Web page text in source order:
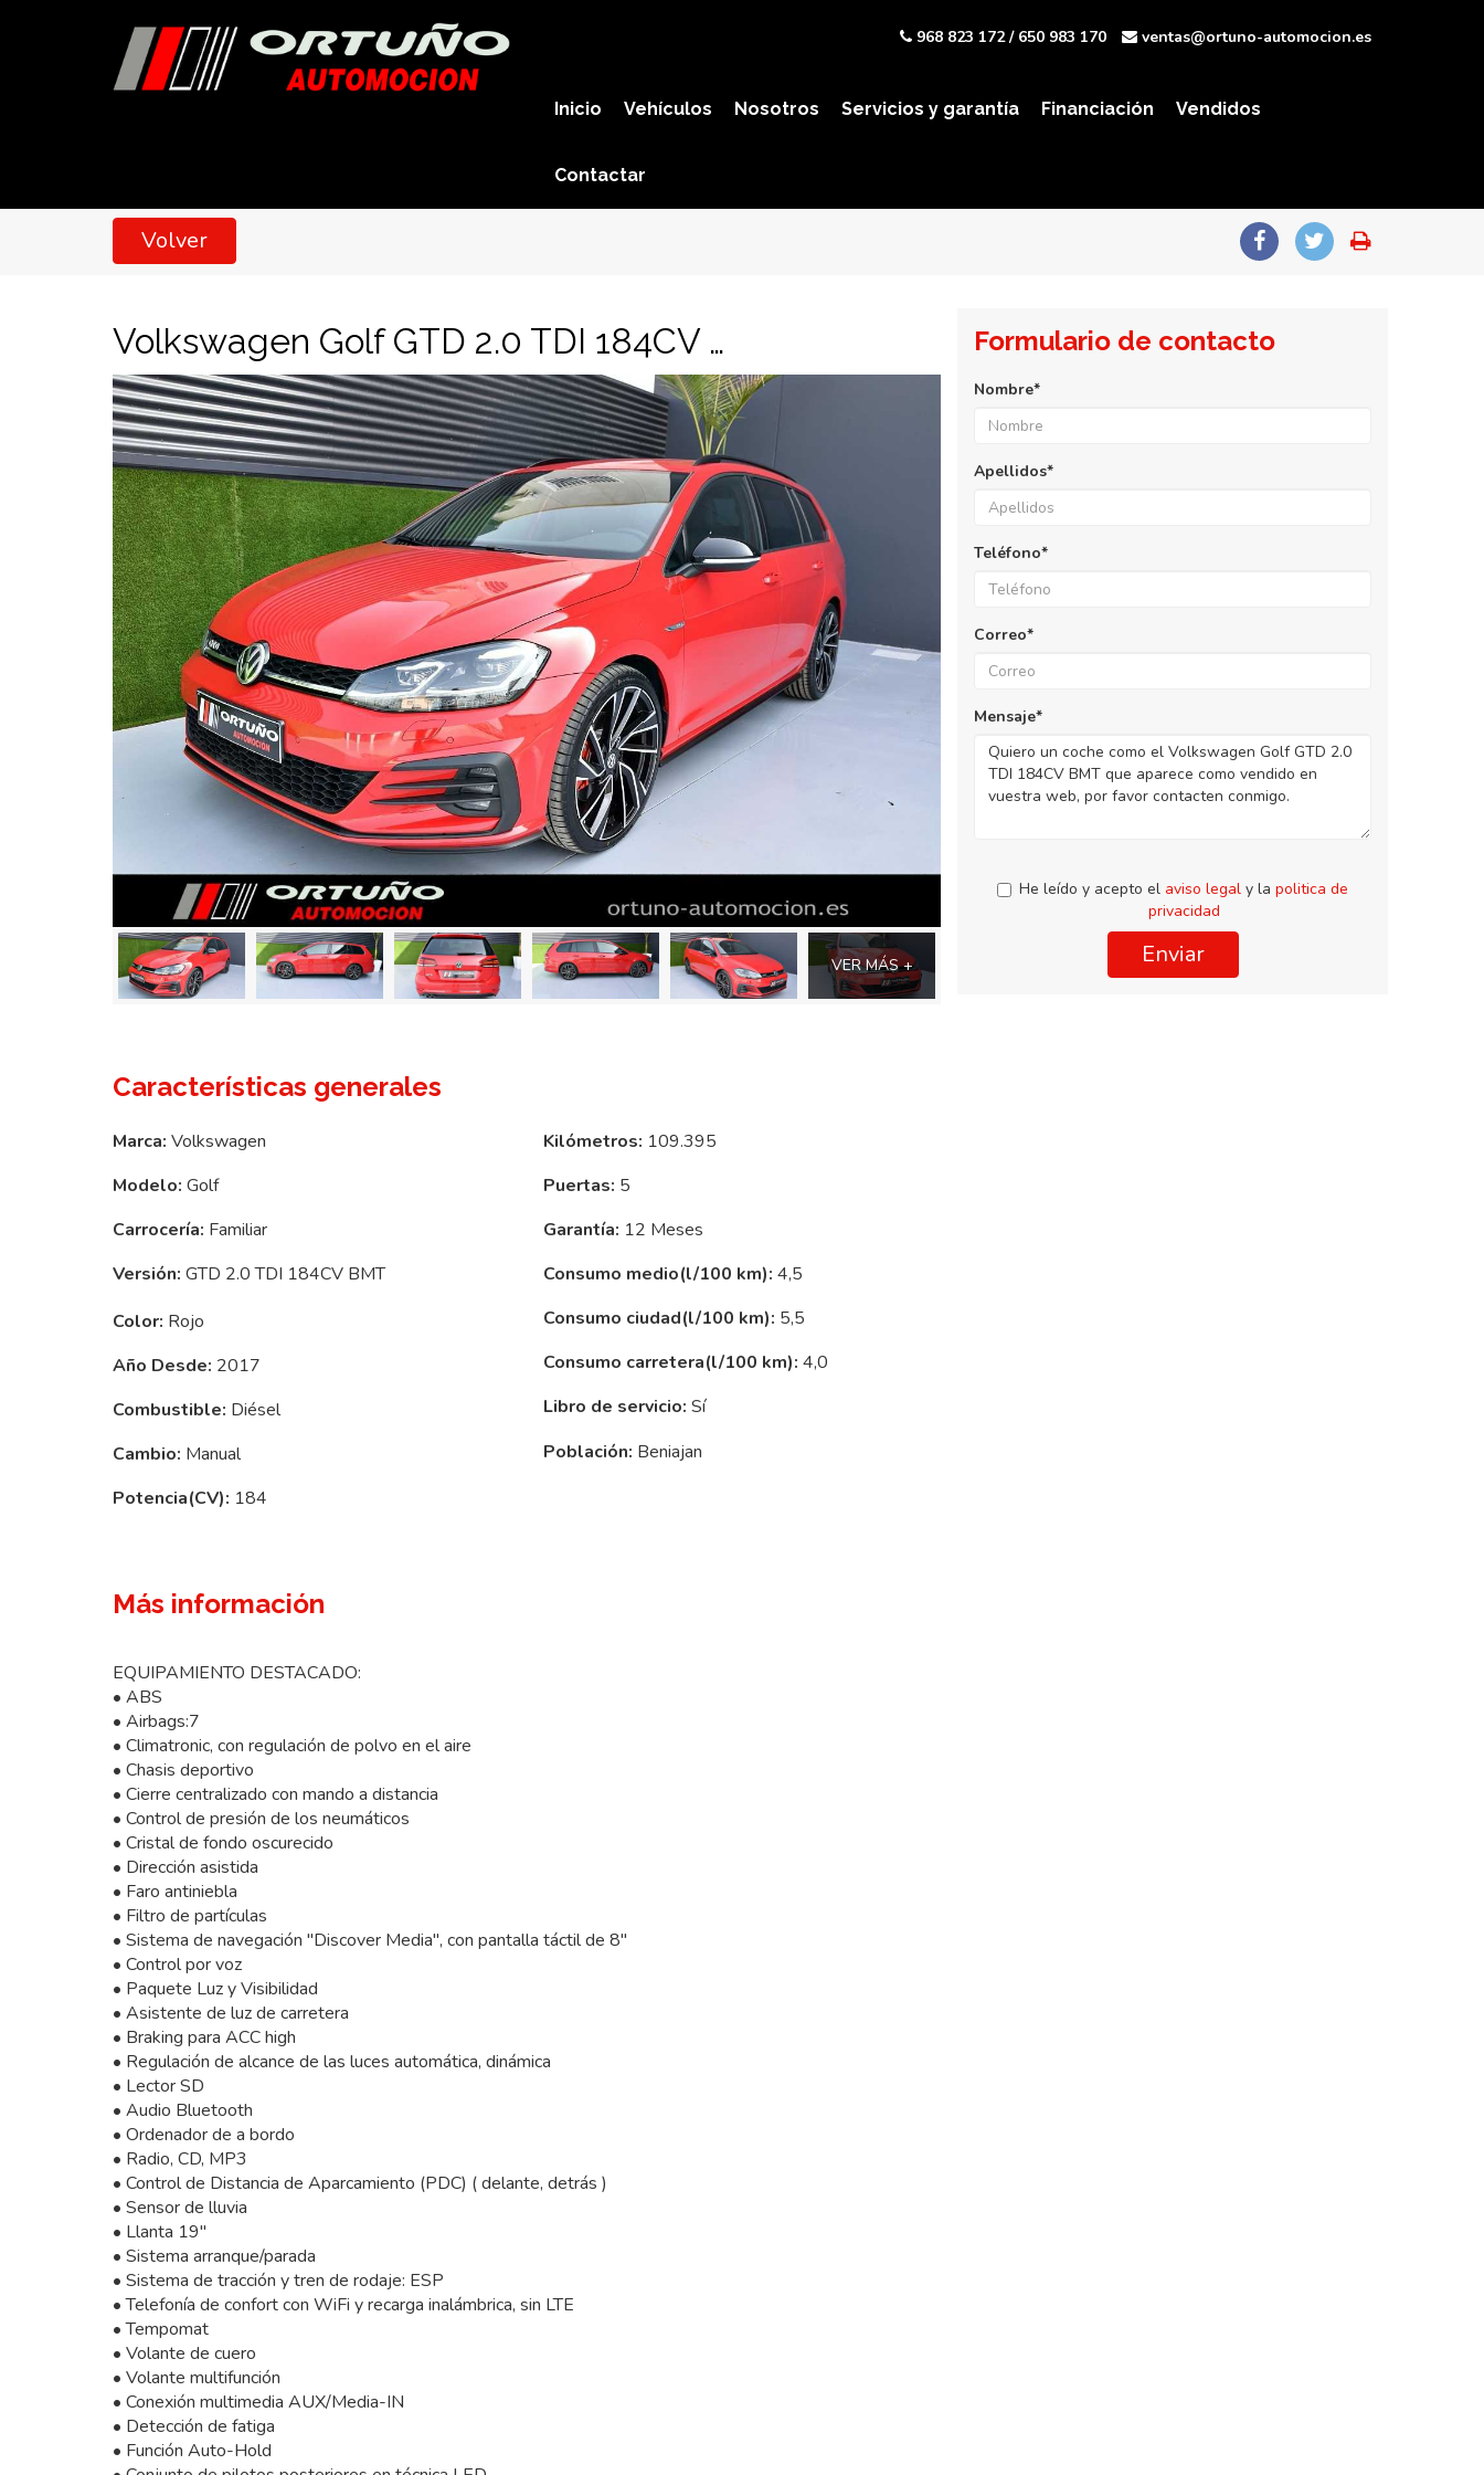
968 823 172/ 650 983 170 ventas@ortuno-automocion.es
Inicio Vehículos Nosotros Servicios y garantía Financiación Vendidos
Contactar
Volver
Formulario de contacto
Nombre*
Apellidos*
Teléfono*
Correo*
Mensaje*
He leído y acepto el aviso legal y la politica de
privacidad
Enviar
Volkswagen Golf GTD 2.0 TDI 184CV BMT
VER MÁS +
Características generales
Marca: Volkswagen
Modelo: Golf
Carrocería: Familiar
Versión: GTD 2.0 TDI 184CV BMT
Color: Rojo
Año Desde: 2017
Combustible: Diésel
Cambio: Manual
Potencia(CV): 184
Kilómetros: 109.395
Puertas: 5
Garantía: 12 Meses
Consumo medio(l/100 km): 4,5
Consumo ciudad(l/100 km): 5,5
Consumo carretera(l/100 km): 4,0
Libro de servicio: Sí
Población: Beniajan
Más información
EQUIPAMIENTO DESTACADO:
• ABS
• Airbags:7
• Climatronic, con regulación de polvo en el aire
• Chasis deportivo
• Cierre centralizado con mando a distancia
• Control de presión de los neumáticos
• Cristal de fondo oscurecido
• Dirección asistida
• Faro antiniebla
• Filtro de partículas
• Sistema de navegación "Discover Media", con pantalla táctil de 8"
• Control por voz
• Paquete Luz y Visibilidad
• Asistente de luz de carretera
• Braking para ACC high
• Regulación de alcance de las luces automática, dinámica
• Lector SD
• Audio Bluetooth
• Ordenador de a bordo
• Radio, CD, MP3
• Control de Distancia de Aparcamiento (PDC) ( delante, detrás )
• Sensor de lluvia
• Llanta 19"
• Sistema arranque/parada
• Sistema de tracción y tren de rodaje: ESP
• Telefonía de confort con WiFi y recarga inalámbrica, sin LTE
• Tempomat
• Volante de cuero
• Volante multifunción
• Conexión multimedia AUX/Media-IN
• Detección de fatiga
• Función Auto-Hold